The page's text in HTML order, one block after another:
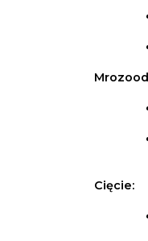
Cięcie: